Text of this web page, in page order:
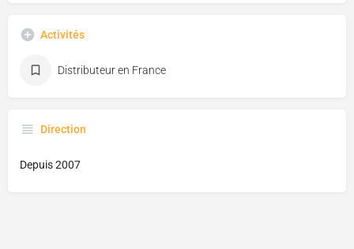
Activités
Distributeur en France
Direction
Depuis 2007